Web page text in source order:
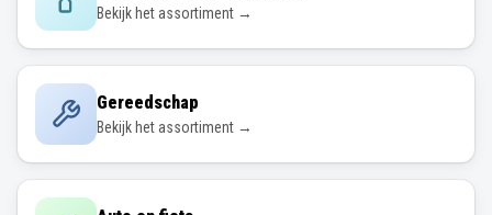
Bekijk het assortiment →
Gereedschap
Bekijk het assortiment →